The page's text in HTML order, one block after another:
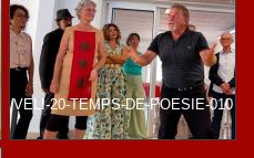
VELI-20-TEMPS-DE-POESIE-010